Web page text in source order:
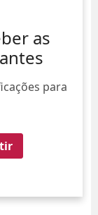
as
para